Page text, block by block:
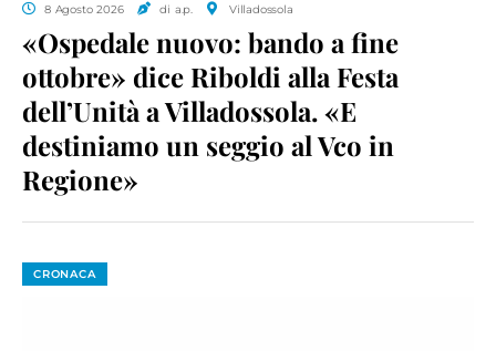
8 Agosto 2026 di a.p. Villadossola
«Ospedale nuovo: bando a fine
ottobre» dice Riboldi alla Festa
dell’Unità a Villadossola. «E
destiniamo un seggio al Vco in
Regione»
CRONACA